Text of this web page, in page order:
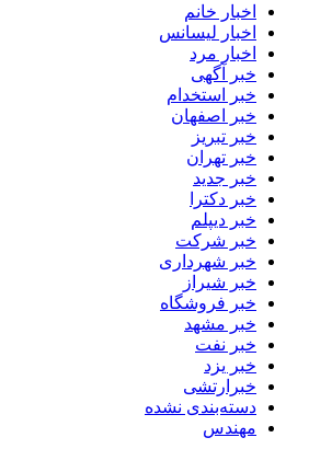
اخبار خانم
اخبار لیسانس
اخبار مرد
خبر آگهی
خبر استخدام
خبر اصفهان
خبر تبریز
خبر تهران
خبر جدید
خبر دکترا
خبر دیپلم
خبر شرکت
خبر شهرداری
خبر شیراز
خبر فروشگاه
خبر مشهد
خبر نفت
خبر یزد
خبرارتشی
دسته‌بندی نشده
مهندس